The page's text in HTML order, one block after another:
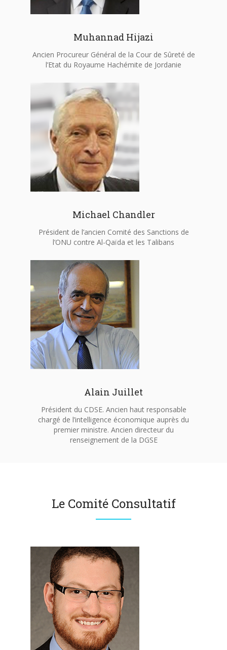
Muhannad Hijazi
Ancien Procureur Général de la Cour de Sûreté de
l’Etat du Royaume Hachémite de Jordanie
Michael Chandler
Président de l’ancien Comité des Sanctions de
l’ONU contre Al-Qaïda et les Talibans
Alain Juillet
Président du CDSE. Ancien haut responsable
chargé de l’intelligence économique auprès du
premier ministre. Ancien directeur du
renseignement de la DGSE
Le Comité Consultatif